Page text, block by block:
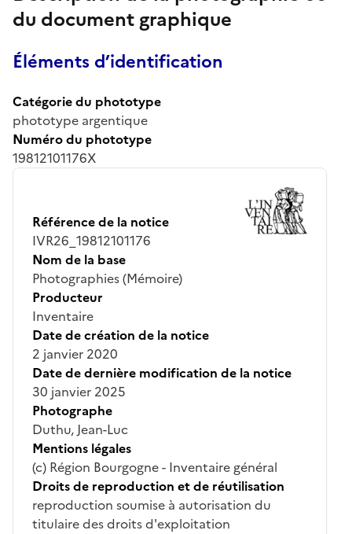
du document graphique
Éléments d’identification
Catégorie du phototype
phototype argentique
Numéro du phototype
19812101176X
Référence de la notice
IVR26_19812101176
Nom de la base
Photographies (Mémoire)
Producteur
Inventaire
Date de création de la notice
2 janvier 2020
Date de dernière modification de la notice
30 janvier 2025
Photographe
Duthu, Jean-Luc
Mentions légales
(c) Région Bourgogne - Inventaire général
Droits de reproduction et de réutilisation
reproduction soumise à autorisation du
titulaire des droits d'exploitation